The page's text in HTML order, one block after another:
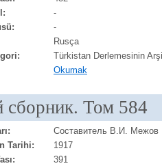
-
-
Rusça
Türkistan Derlemesinin
Okumak
сборник. Том 584
Составитель В.И. Межов
Tarihi:
1917
391